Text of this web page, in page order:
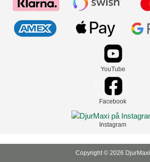
YouTube
Facebook
Instagram
Copyright © 2026 DjurMaxi